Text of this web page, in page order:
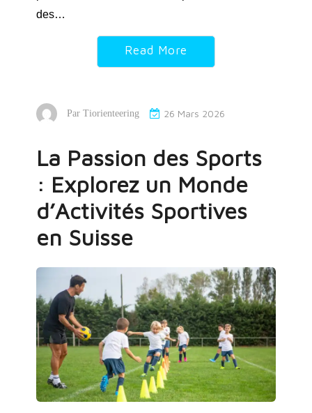
des…
Read More
Par Tiorienteering 26 Mars 2026
La Passion des Sports
: Explorez un Monde
d’Activités Sportives
en Suisse